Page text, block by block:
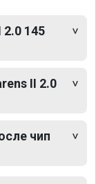
2.0 145
II 2.0
чип